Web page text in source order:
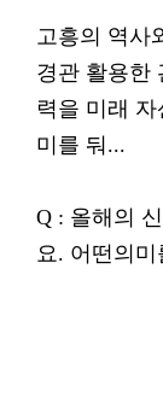
고흥의 역사
경관 활용한
력을 미래
미를 둬...
Q : 올해의
요. 어떤의